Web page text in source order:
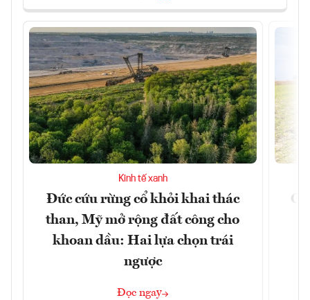
Kinh tế xanh
Đức cứu rừng cổ khỏi khai thác
than, Mỹ mở rộng đất công cho
khoan dầu: Hai lựa chọn trái
ngược
Đọc ngay